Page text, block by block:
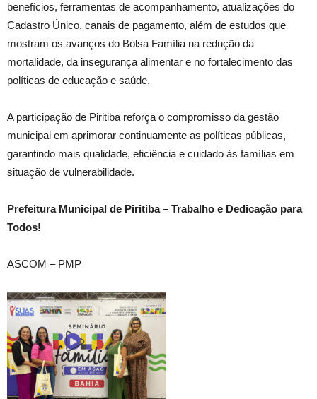
benefícios, ferramentas de acompanhamento, atualizações do
Cadastro Único, canais de pagamento, além de estudos que
mostram os avanços do Bolsa Família na redução da
mortalidade, da insegurança alimentar e no fortalecimento das
políticas de educação e saúde.
A participação de Piritiba reforça o compromisso da gestão
municipal em aprimorar continuamente as políticas públicas,
garantindo mais qualidade, eficiência e cuidado às famílias em
situação de vulnerabilidade.
Prefeitura Municipal de Piritiba – Trabalho e Dedicação para
Todos!
ASCOM – PMP